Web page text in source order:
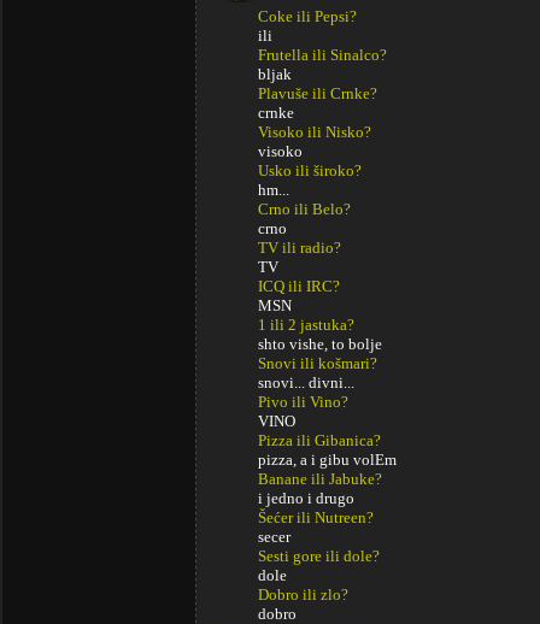
Coke ili Pepsi?
ili
Frutella ili Sinalco?
bljak
Plavuše ili Crnke?
crnke
Visoko ili Nisko?
visoko
Usko ili široko?
hm...
Crno ili Belo?
crno
TV ili radio?
TV
ICQ ili IRC?
MSN
1 ili 2 jastuka?
shto vishe, to bolje
Snovi ili košmari?
snovi... divni...
Pivo ili Vino?
VINO
Pizza ili Gibanica?
pizza, a i gibu volEm
Banane ili Jabuke?
i jedno i drugo
Šećer ili Nutreen?
secer
Sesti gore ili dole?
dole
Dobro ili zlo?
dobro